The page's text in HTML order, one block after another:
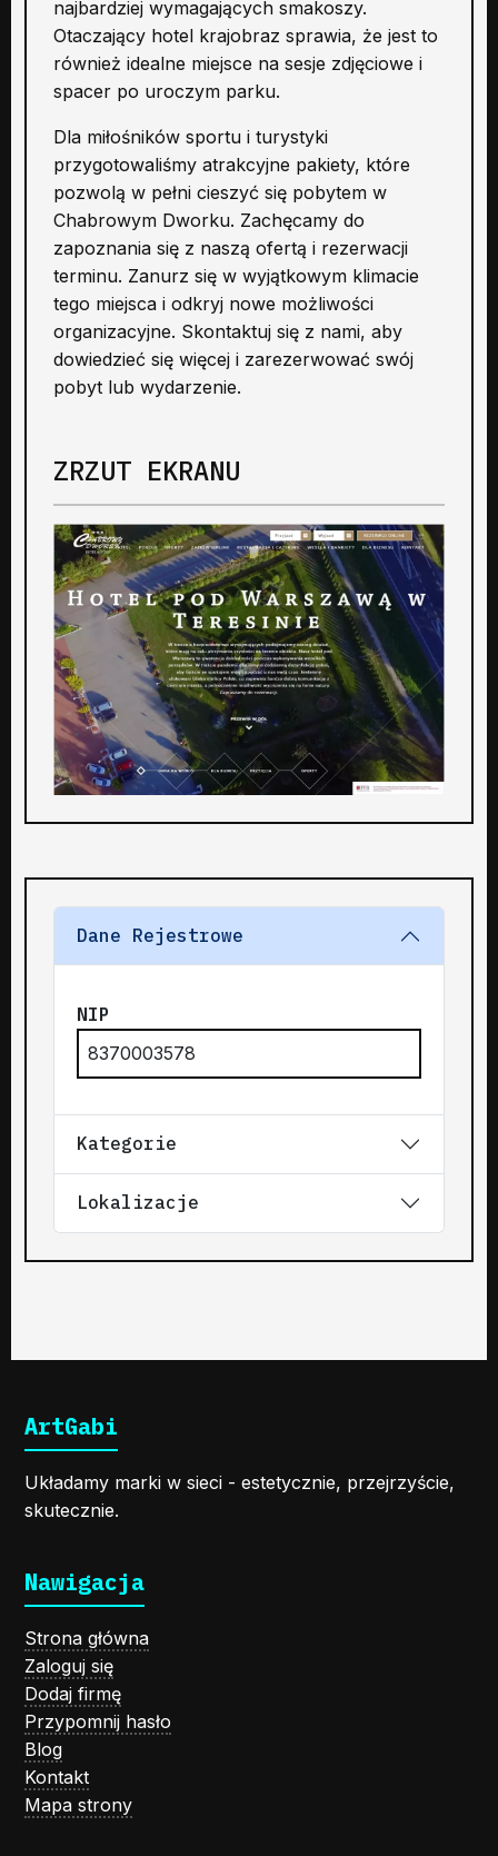
najbardziej wymagających smakoszy.
Otaczający hotel krajobraz sprawia, że jest to
również idealne miejsce na sesje zdjęciowe i
spacer po uroczym parku.
Dla miłośników sportu i turystyki
przygotowaliśmy atrakcyjne pakiety, które
pozwolą w pełni cieszyć się pobytem w
Chabrowym Dworku. Zachęcamy do
zapoznania się z naszą ofertą i rezerwacji
terminu. Zanurz się w wyjątkowym klimacie
tego miejsca i odkryj nowe możliwości
organizacyjne. Skontaktuj się z nami, aby
dowiedzieć się więcej i zarezerwować swój
pobyt lub wydarzenie.
ZRZUT EKRANU
Dane Rejestrowe
NIP
8370003578
Kategorie
Lokalizacje
ArtGabi
Układamy marki w sieci - estetycznie, przejrzyście,
skutecznie.
Nawigacja
Strona główna
Zaloguj się
Dodaj firmę
Przypomnij hasło
Blog
Kontakt
Mapa strony